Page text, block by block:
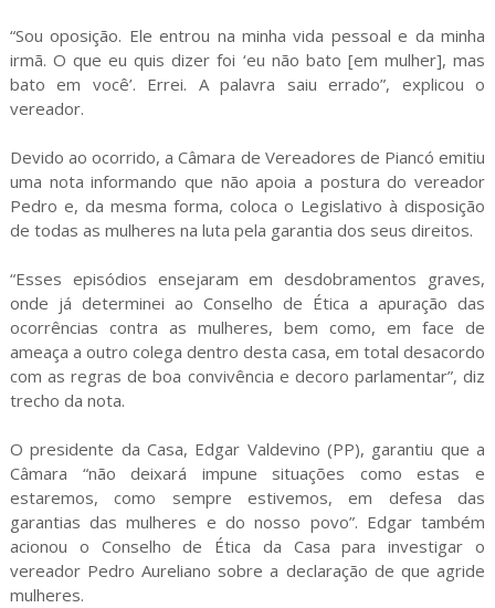
“Sou oposição. Ele entrou na minha vida pessoal e da minha
irmã. O que eu quis dizer foi ‘eu não bato [em mulher], mas
bato em você’. Errei. A palavra saiu errado”, explicou o
vereador.
Devido ao ocorrido, a Câmara de Vereadores de Piancó emitiu
uma nota informando que não apoia a postura do vereador
Pedro e, da mesma forma, coloca o Legislativo à disposição
de todas as mulheres na luta pela garantia dos seus direitos.
“Esses episódios ensejaram em desdobramentos graves,
onde já determinei ao Conselho de Ética a apuração das
ocorrências contra as mulheres, bem como, em face de
ameaça a outro colega dentro desta casa, em total desacordo
com as regras de boa convivência e decoro parlamentar”, diz
trecho da nota.
O presidente da Casa, Edgar Valdevino (PP), garantiu que a
Câmara “não deixará impune situações como estas e
estaremos, como sempre estivemos, em defesa das
garantias das mulheres e do nosso povo”. Edgar também
acionou o Conselho de Ética da Casa para investigar o
vereador Pedro Aureliano sobre a declaração de que agride
mulheres.